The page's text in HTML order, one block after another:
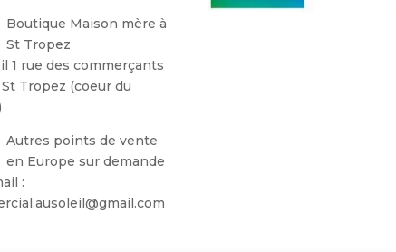
Boutique Maison mère à
St Tropez
1 rue des commerçants
Tropez (coeur du
Autres points de vente
en Europe sur demande
: